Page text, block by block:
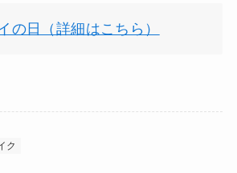
の日（詳細はこちら）
ク